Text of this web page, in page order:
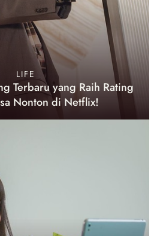
LIFE
Terbaru yang Raih Rating
Nonton di Netflix!